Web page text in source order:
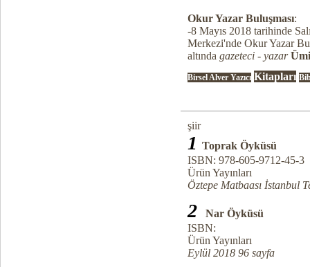
Okur Yazar Buluşması:
-8 Mayıs 2018 tarihinde
Merkezi'nde Okur Yazar
altında gazeteci - yazar
Birsel Alver Yazıcı Kitapları
şiir
1 Toprak Öyküsü
ISBN: 978-605-9712-45-3
Ürün Yayınları
Öztepe Matbaası İstanbul
2 Nar Öyküsü
ISBN:
Ürün Yayınları
Eylül 2018 96 sayfa